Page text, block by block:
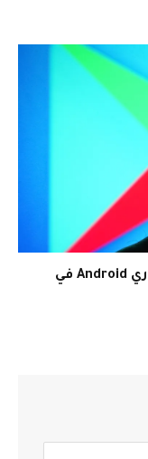
تقدم Google تقنية ضمان العمر لمطوري Android في